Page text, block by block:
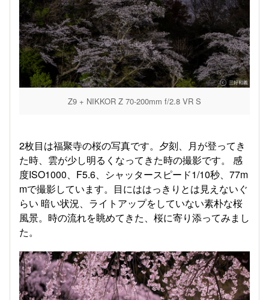
Z9 + NIKKOR Z 70-200mm f/2.8 VR S
2枚目は福聚寺の桜の写真です。夕刻、月が登ってき
た時、雲が少し明るくなってきた時の撮影です。 感
度ISO1000、F5.6、シャッタースピード1/10秒、77m
mで撮影しています。目にははっきりとは見えないぐ
らい 暗い状況、ライトアップをしていない素朴な桜
風景。時の流れを眺めてきた、桜に寄り添ってみまし
た。